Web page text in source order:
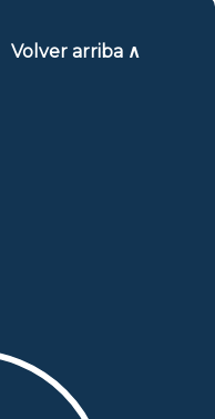
Volver arriba ∧